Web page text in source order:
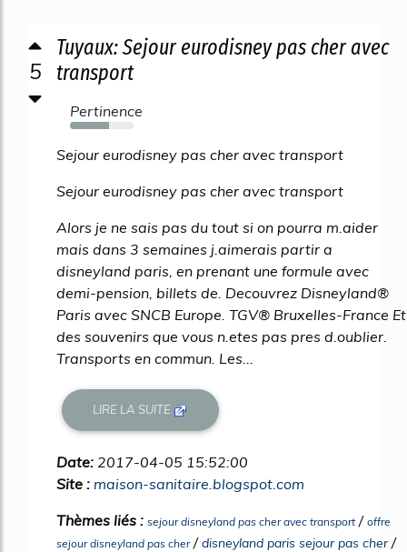
5
Tuyaux: Sejour eurodisney pas cher avec
transport
Pertinence
61%
Sejour eurodisney pas cher avec transport
Sejour eurodisney pas cher avec transport
Alors je ne sais pas du tout si on pourra m.aider
mais dans 3 semaines j.aimerais partir a
disneyland paris, en prenant une formule avec
demi-pension, billets de. Decouvrez Disneyland®
Paris avec SNCB Europe. TGV® Bruxelles-France Et
des souvenirs que vous n.etes pas pres d.oublier.
Transports en commun. Les...
LIRE LA SUITE
Date: 2017-04-05 15:52:00
Site : maison-sanitaire.blogspot.com
Thèmes liés : sejour disneyland pas cher avec transport/ offre
sejour disneyland pas cher/disneyland paris sejour pas cher/